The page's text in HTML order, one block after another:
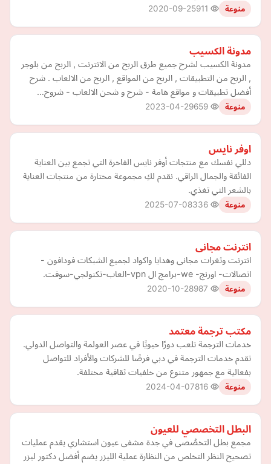
منوعة 2020-09-25
مدونة الكسيب
مدونة الكسيب لشرح جميع طرق الربح من الانترنت , الربح من بلوجر
, الربح من التطبيقات , الربح من المواقع , الربح من الالعاب . شرح
أفضل تطبيقات و مواقع هامة - شرح و شحن الالعاب - شروح…
منوعة 2023-04-29
اوفر نايس
دللي نفسك مع منتجات أوفر نايس الفاخرة التي تجمع بين العناية
الفائقة والجمال الراقي. نقدم لكِ مجموعة مختارة من منتجات العناية
بالشعر التي تغذي.
منوعة 2025-07-08
انترنت مجانى
انترنت وثغرات مجانى وهدايا واكواد لجميع الشبكات فودافون -
اتصالات- اورنج- we-برامج ال vpn-العاب-تكنولجي-سوفت.
منوعة 2020-10-28
مكتب ترجمة معتمد
خدمات الترجمة تلعب دورًا حيويًا في عصر العولمة والتواصل الدولي.
تقدم خدمات الترجمة في دبي فرصًا للشركات والأفراد للتواصل
بفعالية مع جمهور متنوع من خلفيات ثقافية مختلفة.
منوعة 2024-04-07
البطل التخصصي للعيون
مجمع بطل التخصُصى في جدة مشفى عيون استشاري يقدم عمليات
تصحيح النظر التخلص من النظارة عملية الليزر يضم أفضل دكتور ليزر